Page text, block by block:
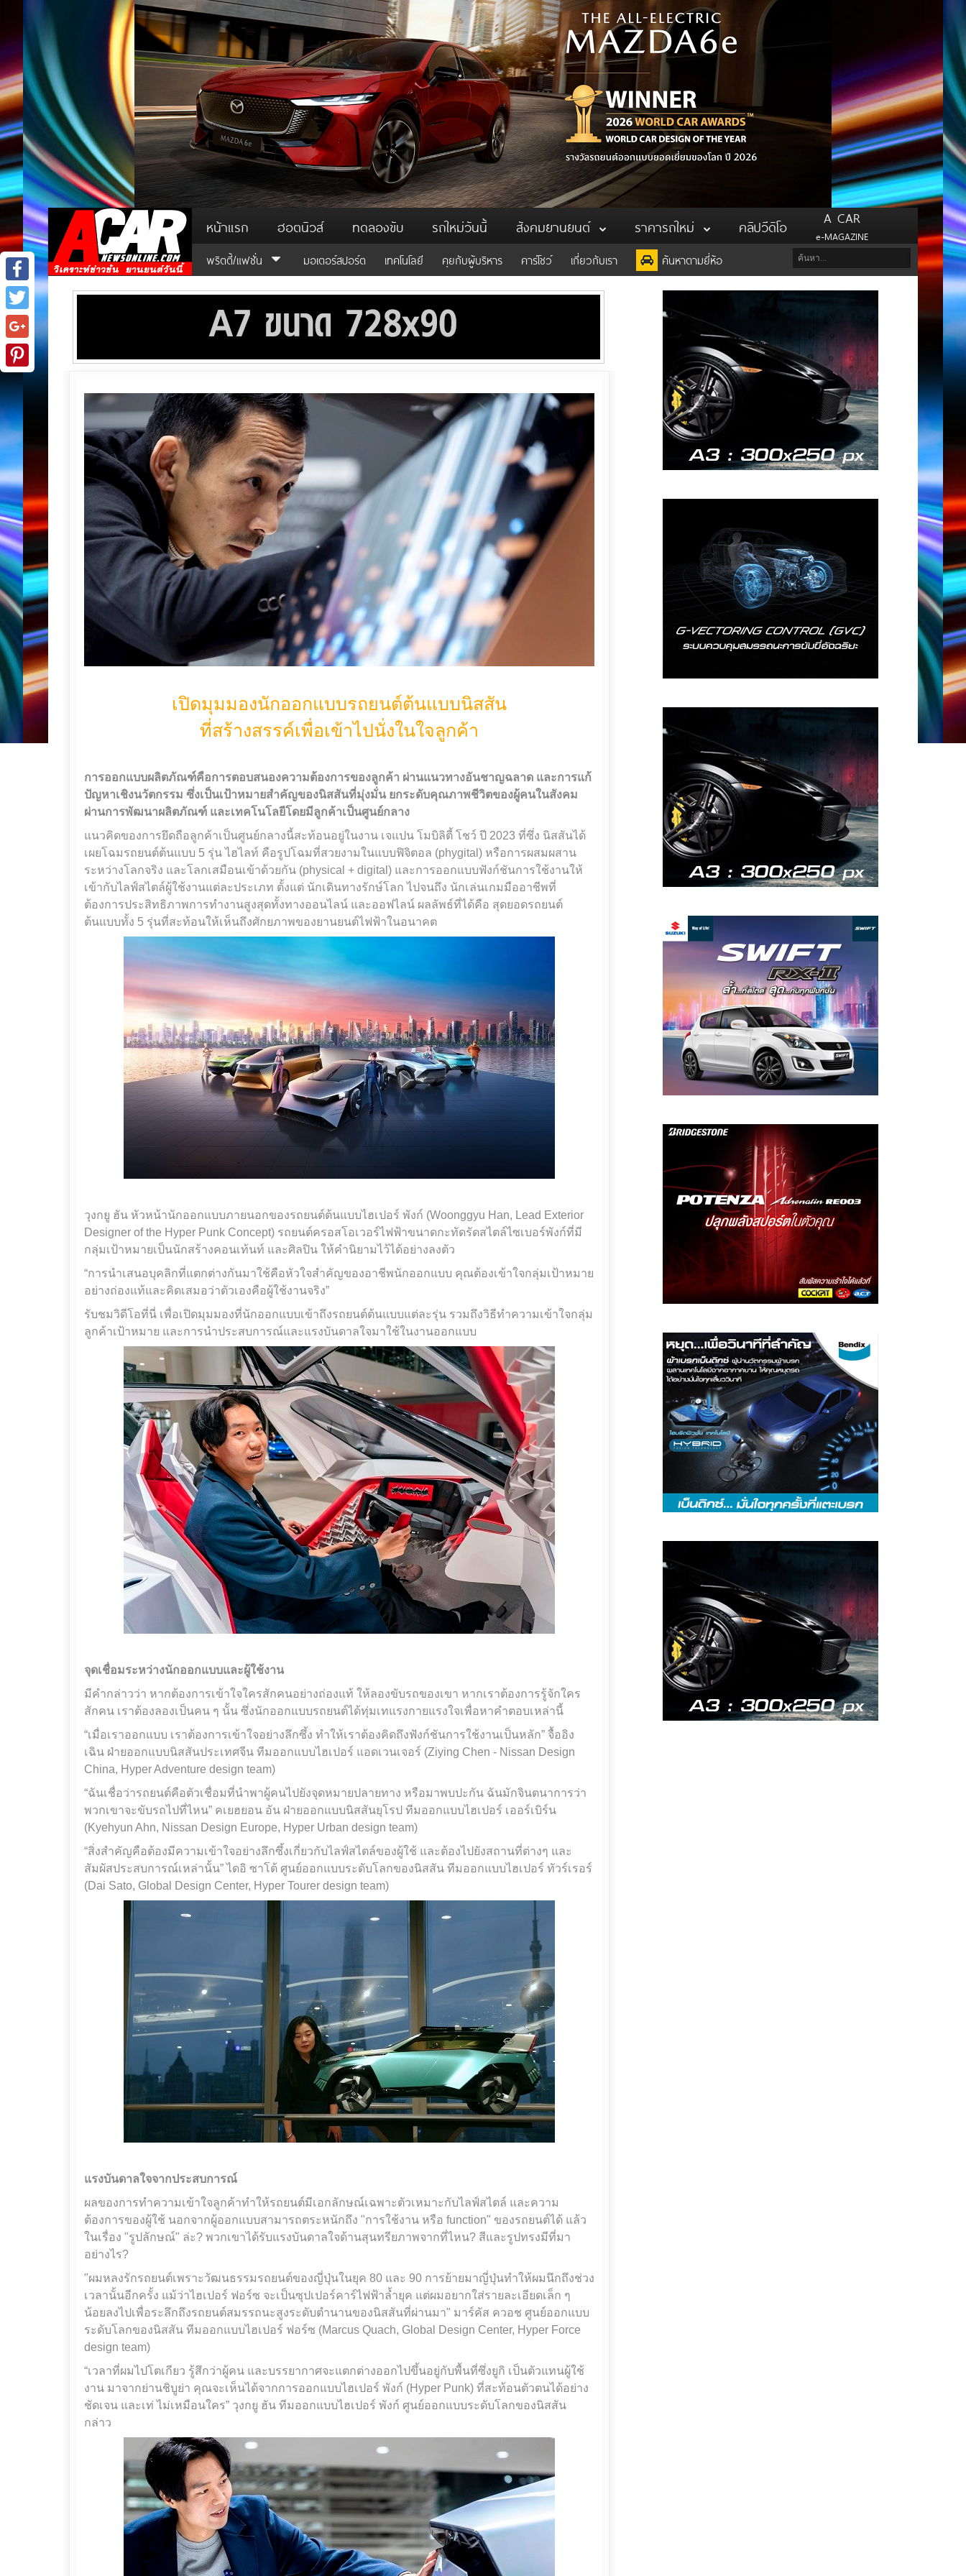
หน้าแรก ฮอตนิวส์ ทดลองขับ รถใหม่วันนี้ สังคมยานยนต์ ราคารถใหม่ คลิปวีดิโอ A CAR
e-MAGAZINE
พริตตี้/แฟชั่น มอเตอร์สปอร์ต เทคโนโลยี คุยกับผู้บริหาร คาร์โชว์ เกี่ยวกับเรา ค้นหาตามยี่ห้อ
Facebook
Twitter
Google+
เปิดมุมมองนักออกแบบรถยนต์ต้นแบบนิสสัน
ที่สร้างสรรค์เพื่อเข้าไปนั่งในใจลูกค้า
การออกแบบผลิตภัณฑ์คือการตอบสนองความต้องการของลูกค้า ผ่านแนวทางอันชาญฉลาด และการแก้
ปัญหาเชิงนวัตกรรม ซึ่งเป็นเป้าหมายสำคัญของนิสสันที่มุ่งมั่น ยกระดับคุณภาพชีวิตของผู้คนในสังคม
ผ่านการพัฒนาผลิตภัณฑ์ และเทคโนโลยีโดยมีลูกค้าเป็นศูนย์กลาง
แนวคิดของการยึดถือลูกค้าเป็นศูนย์กลางนี้สะท้อนอยู่ในงาน เจแปน โมบิลิตี้ โชว์ ปี 2023 ที่ซึ่ง นิสสันได้
เผยโฉมรถยนต์ต้นแบบ 5 รุ่น ไฮไลท์ คือรูปโฉมที่สวยงามในแบบฟิจิตอล (phygital) หรือการผสมผสาน
ระหว่างโลกจริง และโลกเสมือนเข้าด้วยกัน (physical + digital) และการออกแบบฟังก์ชันการใช้งานให้
เข้ากับไลฟ์สไตล์ผู้ใช้งานแต่ละประเภท ตั้งแต่ นักเดินทางรักษ์โลก ไปจนถึง นักเล่นเกมมืออาชีพที่
ต้องการประสิทธิภาพการทำงานสูงสุดทั้งทางออนไลน์ และออฟไลน์ ผลลัพธ์ที่ได้คือ สุดยอดรถยนต์
ต้นแบบทั้ง 5 รุ่นที่สะท้อนให้เห็นถึงศักยภาพของยานยนต์ไฟฟ้าในอนาคต
วุงกยู ฮัน หัวหน้านักออกแบบภายนอกของรถยนต์ต้นแบบไฮเปอร์ พังก์ (Woonggyu Han, Lead Exterior
Designer of the Hyper Punk Concept) รถยนต์ครอสโอเวอร์ไฟฟ้าขนาดกะทัดรัดสไตล์ไซเบอร์พังก์ที่มี
กลุ่มเป้าหมายเป็นนักสร้างคอนเท้นท์ และศิลปิน ให้คำนิยามไว้ได้อย่างลงตัว
“การนำเสนอบุคลิกที่แตกต่างกันมาใช้คือหัวใจสำคัญของอาชีพนักออกแบบ คุณต้องเข้าใจกลุ่มเป้าหมาย
อย่างถ่องแท้และคิดเสมอว่าตัวเองคือผู้ใช้งานจริง”
รับชมวิดีโอที่นี่ เพื่อเปิดมุมมองที่นักออกแบบเข้าถึงรถยนต์ต้นแบบแต่ละรุ่น รวมถึงวิธีทำความเข้าใจกลุ่ม
ลูกค้าเป้าหมาย และการนำประสบการณ์และแรงบันดาลใจมาใช้ในงานออกแบบ
จุดเชื่อมระหว่างนักออกแบบและผู้ใช้งาน
มีคำกล่าวว่า หากต้องการเข้าใจใครสักคนอย่างถ่องแท้ ให้ลองขับรถของเขา หากเราต้องการรู้จักใคร
สักคน เราต้องลองเป็นคน ๆ นั้น ซึ่งนักออกแบบรถยนต์ได้ทุ่มเทแรงกายแรงใจเพื่อหาคำตอบเหล่านี้
“เมื่อเราออกแบบ เราต้องการเข้าใจอย่างลึกซึ้ง ทำให้เราต้องคิดถึงฟังก์ชันการใช้งานเป็นหลัก” จื้ออิง
เฉิน ฝ่ายออกแบบนิสสันประเทศจีน ทีมออกแบบไฮเปอร์ แอดเวนเจอร์ (Ziying Chen - Nissan Design
China, Hyper Adventure design team)
“ฉันเชื่อว่ารถยนต์คือตัวเชื่อมที่นำพาผู้คนไปยังจุดหมายปลายทาง หรือมาพบปะกัน ฉันมักจินตนาการว่า
พวกเขาจะขับรถไปที่ไหน” คเยฮยอน อัน ฝ่ายออกแบบนิสสันยุโรป ทีมออกแบบไฮเปอร์ เออร์เบิร์น
(Kyehyun Ahn, Nissan Design Europe, Hyper Urban design team)
“สิ่งสำคัญคือต้องมีความเข้าใจอย่างลึกซึ้งเกี่ยวกับไลฟ์สไตล์ของผู้ใช้ และต้องไปยังสถานที่ต่างๆ และ
สัมผัสประสบการณ์เหล่านั้น” ไดอิ ซาโต้ ศูนย์ออกแบบระดับโลกของนิสสัน ทีมออกแบบไฮเปอร์ ทัวร์เรอร์
(Dai Sato, Global Design Center, Hyper Tourer design team)
แรงบันดาลใจจากประสบการณ์
ผลของการทำความเข้าใจลูกค้าทำให้รถยนต์มีเอกลักษณ์เฉพาะตัวเหมาะกับไลฟ์สไตล์ และความ
ต้องการของผู้ใช้ นอกจากผู้ออกแบบสามารถตระหนักถึง "การใช้งาน หรือ function" ของรถยนต์ได้ แล้ว
ในเรื่อง "รูปลักษณ์" ล่ะ? พวกเขาได้รับแรงบันดาลใจด้านสุนทรียภาพจากที่ไหน? สีและรูปทรงมีที่มา
อย่างไร?
"ผมหลงรักรถยนต์เพราะวัฒนธรรมรถยนต์ของญี่ปุ่นในยุค 80 และ 90 การย้ายมาญี่ปุ่นทำให้ผมนึกถึงช่วง
เวลานั้นอีกครั้ง แม้ว่าไฮเปอร์ ฟอร์ซ จะเป็นซุปเปอร์คาร์ไฟฟ้าล้ำยุค แต่ผมอยากใส่รายละเอียดเล็ก ๆ
น้อยลงไปเพื่อระลึกถึงรถยนต์สมรรถนะสูงระดับตำนานของนิสสันที่ผ่านมา" มาร์คัส ควอช ศูนย์ออกแบบ
ระดับโลกของนิสสัน ทีมออกแบบไฮเปอร์ ฟอร์ซ (Marcus Quach, Global Design Center, Hyper Force
design team)
“เวลาที่ผมไปโตเกียว รู้สึกว่าผู้คน และบรรยากาศจะแตกต่างออกไปขึ้นอยู่กับพื้นที่ซึ่งยูกิ เป็นตัวแทนผู้ใช้
งาน มาจากย่านชิบูย่า คุณจะเห็นได้จากการออกแบบไฮเปอร์ พังก์ (Hyper Punk) ที่สะท้อนตัวตนได้อย่าง
ชัดเจน และเท่ ไม่เหมือนใคร” วุงกยู ฮัน ทีมออกแบบไฮเปอร์ พังก์ ศูนย์ออกแบบระดับโลกของนิสสัน
กล่าว